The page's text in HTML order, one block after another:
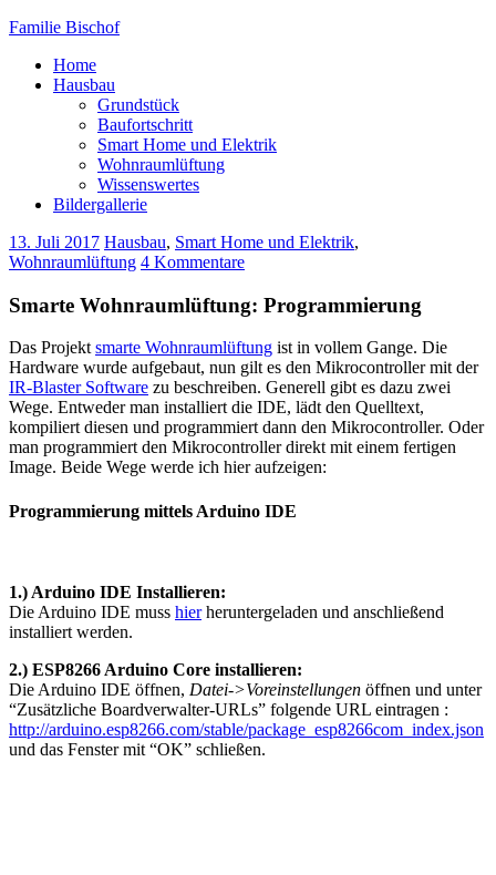
Familie Bischof
Home
Hausbau
Grundstück
Baufortschritt
Smart Home und Elektrik
Wohnraumlüftung
Wissenswertes
Bildergallerie
13. Juli 2017 Hausbau, Smart Home und Elektrik,
Wohnraumlüftung 4 Kommentare
Smarte Wohnraumlüftung: Programmierung
Das Projektsmarte Wohnraumlüftung ist in vollem Gange. Die
Hardware wurde aufgebaut, nun gilt es den Mikrocontroller mit der
IR-Blaster Software zu beschreiben. Generell gibt es dazu zwei
Wege. Entweder man installiert die IDE, lädt den Quelltext,
kompiliert diesen und programmiert dann den Mikrocontroller. Oder
man programmiert den Mikrocontroller direkt mit einem fertigen
Image. Beide Wege werde ich hier aufzeigen:
Programmierung mittels Arduino IDE
1.) Arduino IDE Installieren:
Die Arduino IDE muss hierheruntergeladen und anschließend
installiert werden.
2.) ESP8266 Arduino Core installieren:
Die Arduino IDE öffnen, Datei->Voreinstellungen öffnen und unter
“Zusätzliche Boardverwalter-URLs” folgende URL eintragen :
http://arduino.esp8266.com/stable/package_esp8266com_index.json
und das Fenster mit “OK” schließen.